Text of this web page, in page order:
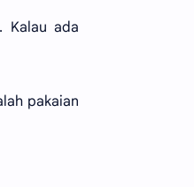
Kalau ada
pakaian